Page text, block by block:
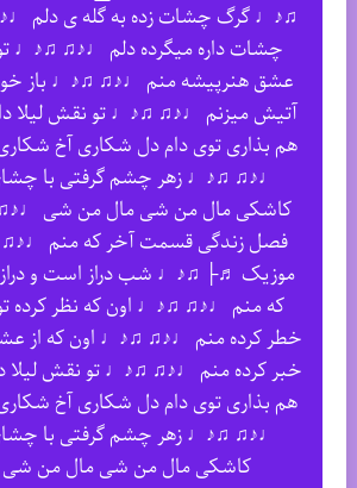
♫♪♩ ﮔﺮگ ﭼﺸﺎت زده ﺑﻪ ﮔﻠﻪ ی دﻟﻢ
ﭼﺸﺎت داره ﻣﻴﮕﺮده دﻟﻢ ♩♪♫ ♫♪♩
ﻋﺸﻖ ﻫﻨﺮﭘﻴﺸﻪ ﻣﻨﻢ ♩♪♫ ♫♪♩ ﺑﺎز
آﺗﻴﺶ ﻣﻴﺰﻧﻢ ♩♪♫ ♫♪♩ ﺗﻮ ﻧﻘﺶ ﻟﻴﻠﺎ
ﻫﻢ ﺑﺬاری ﺗﻮی دام دل ﺷﻜﺎری آخ
♩♪♫ ♫♪♩ زﻫﺮ ﭼﺸﻢ ﮔﺮﻓﺘﻰ ﺑﺎ
ﻛﺎﺷﻜﻰ ﻣﺎل ﻣﻦ ﺷﻰ ﻣﺎل ﻣﻦ ﺷﻰ
ﻓﺼﻞ زﻧﺪﮔﻰ ﻗﺴﻤﺖ آﺧﺮ ﻛﻪ ﻣﻨﻢ
موزیک ♬├ ♫♪♩ ﺷﺐ دراز اﺳﺖ و
ﻛﻪ ﻣﻨﻢ ♩♪♫ ♫♪♩ اون ﻛﻪ ﻧﻈﺮ ﻛﺮده
ﺧﻄﺮ ﻛﺮده ﻣﻨﻢ ♩♪♫ ♫♪♩ اون ﻛﻪ از
ﺧﺒﺮ ﻛﺮده ﻣﻨﻢ ♩♪♫ ♫♪♩ ﺗﻮ ﻧﻘﺶ ﻟﻴﻠﺎ
ﻫﻢ ﺑﺬاری ﺗﻮی دام دل ﺷﻜﺎری آخ
♩♪♫ ♫♪♩ زﻫﺮ ﭼﺸﻢ ﮔﺮﻓﺘﻰ ﺑﺎ
ﻛﺎﺷﻜﻰ ﻣﺎل ﻣﻦ ﺷﻰ ﻣﺎل ﻣﻦ